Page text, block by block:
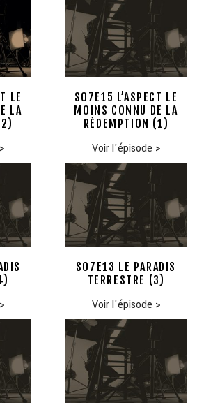
LE
LA
>
S07E15 L’ASPECT LE
MOINS CONNU DE LA
RÉDEMPTION (1)
Voir l'épisode >
>
S07E13 LE PARADIS
TERRESTRE (3)
Voir l'épisode >